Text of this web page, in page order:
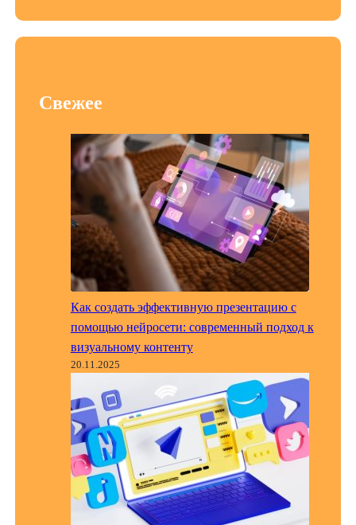
Свежее
Как создать эффективную презентацию с
помощью нейросети: современный подход к
визуальному контенту
20.11.2025